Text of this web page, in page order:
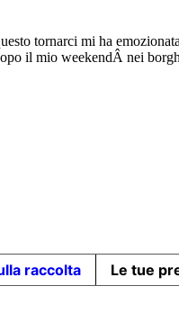
tornarci mi ha
il mio weekendÂ nei
raccolta Le tue